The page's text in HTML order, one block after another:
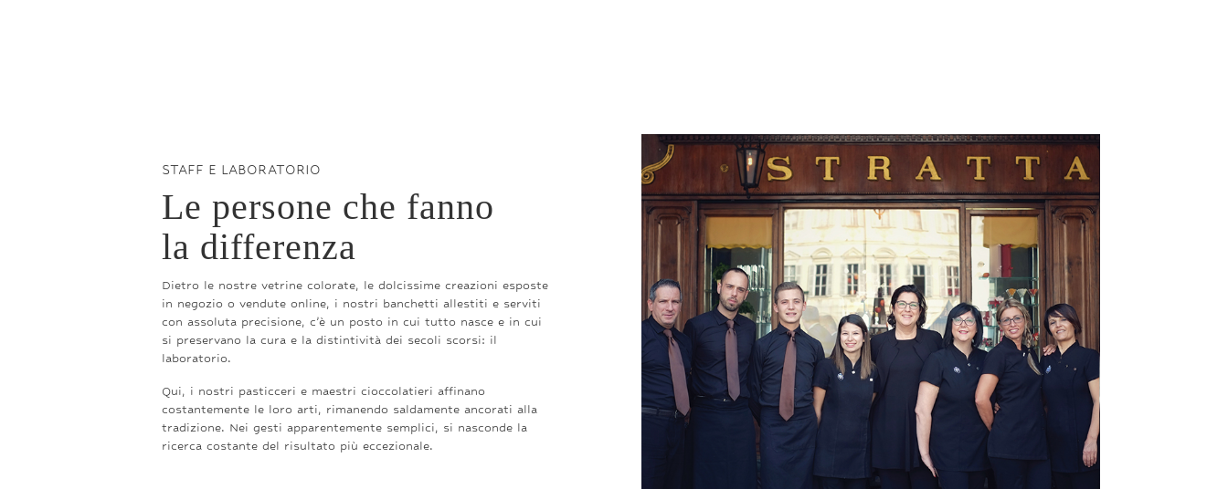
STAFF E LABORATORIO
Le persone che fanno
la differenza
Dietro le nostre vetrine colorate, le dolcissime creazioni esposte
in negozio o vendute online, i nostri banchetti allestiti e serviti
con assoluta precisione, c’è un posto in cui tutto nasce e in cui
si preservano la cura e la distintività dei secoli scorsi: il
laboratorio.
Qui, i nostri pasticceri e maestri cioccolatieri affinano
costantemente le loro arti, rimanendo saldamente ancorati alla
tradizione. Nei gesti apparentemente semplici, si nasconde la
ricerca costante del risultato più eccezionale.